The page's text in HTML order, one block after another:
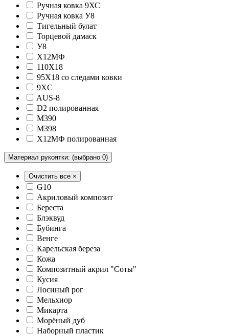
Ручная ковка 9ХС
Ручная ковка У8
Тигельный булат
Торцевой дамаск
У8
Х12МФ
110Х18
95Х18 со следами ковки
9XC
AUS-8
D2 полированная
M390
M398
Х12МФ полированная
Материал рукоятки: (выбрано 0)
Очистить все ×
G10
Акриловый композит
Береста
Блэквуд
Бубинга
Венге
Карельская береза
Кожа
Композитный акрил "Соты"
Кусия
Лосиный рог
Мельхиор
Микарта
Морёный дуб
Наборный пластик